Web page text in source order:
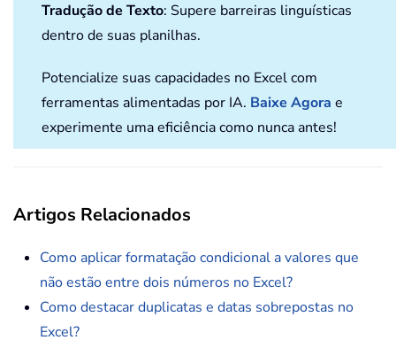
Tradução de Texto: Supere barreiras linguísticas
dentro de suas planilhas.
Potencialize suas capacidades no Excel com
ferramentas alimentadas por IA. Baixe Agora e
experimente uma eficiência como nunca antes!
Artigos Relacionados
Como aplicar formatação condicional a valores que
não estão entre dois números no Excel?
Como destacar duplicatas e datas sobrepostas no
Excel?